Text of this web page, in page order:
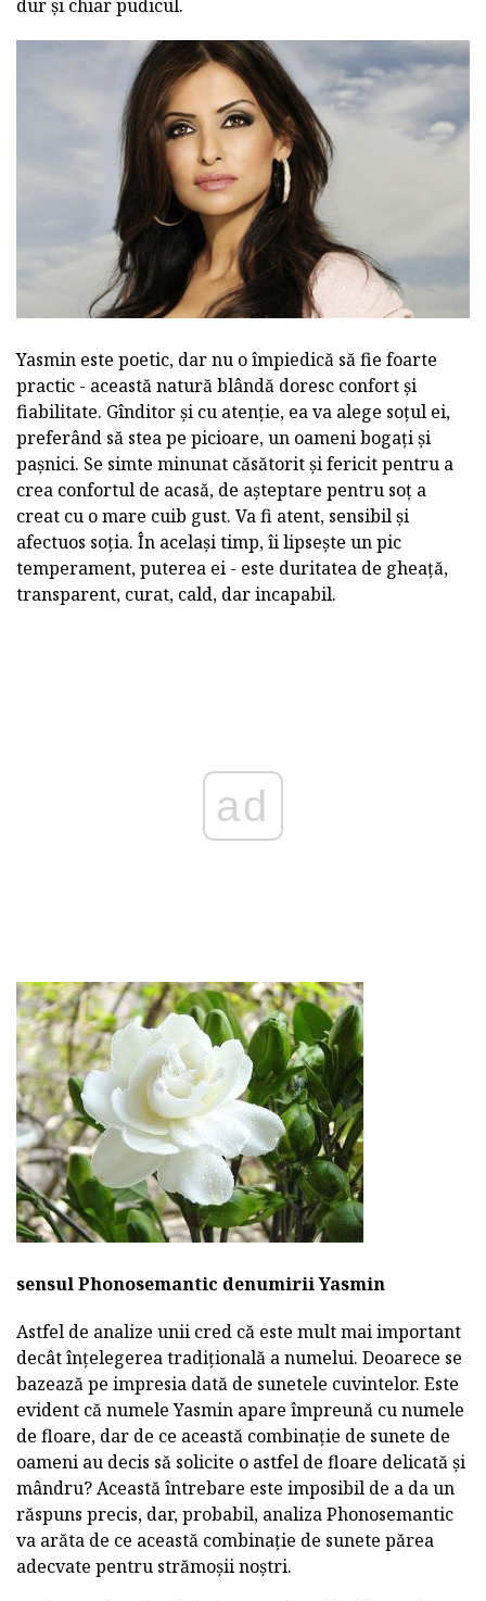
dur și chiar pudicul.
Yasmin este poetic, dar nu o împiedică să fie foarte
practic - această natură blândă doresc confort și
fiabilitate. Gînditor și cu atenție, ea va alege soțul ei,
preferând să stea pe picioare, un oameni bogați și
pașnici. Se simte minunat căsătorit și fericit pentru a
crea confortul de acasă, de așteptare pentru soț a
creat cu o mare cuib gust. Va fi atent, sensibil și
afectuos soția. În același timp, îi lipsește un pic
temperament, puterea ei - este duritatea de gheață,
transparent, curat, cald, dar incapabil.
ad
sensul Phonosemantic denumirii Yasmin
Astfel de analize unii cred că este mult mai important
decât înțelegerea tradițională a numelui. Deoarece se
bazează pe impresia dată de sunetele cuvintelor. Este
evident că numele Yasmin apare împreună cu numele
de floare, dar de ce această combinație de sunete de
oameni au decis să solicite o astfel de floare delicată și
mândru? Această întrebare este imposibil de a da un
răspuns precis, dar, probabil, analiza Phonosemantic
va arăta de ce această combinație de sunete părea
adecvate pentru strămoșii noștri.